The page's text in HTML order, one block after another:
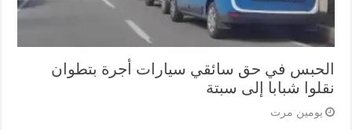
الحبس في حق سائقي سيارات أجرة بتطوان
نقلوا شبابا إلى سبتة
يومين مرت